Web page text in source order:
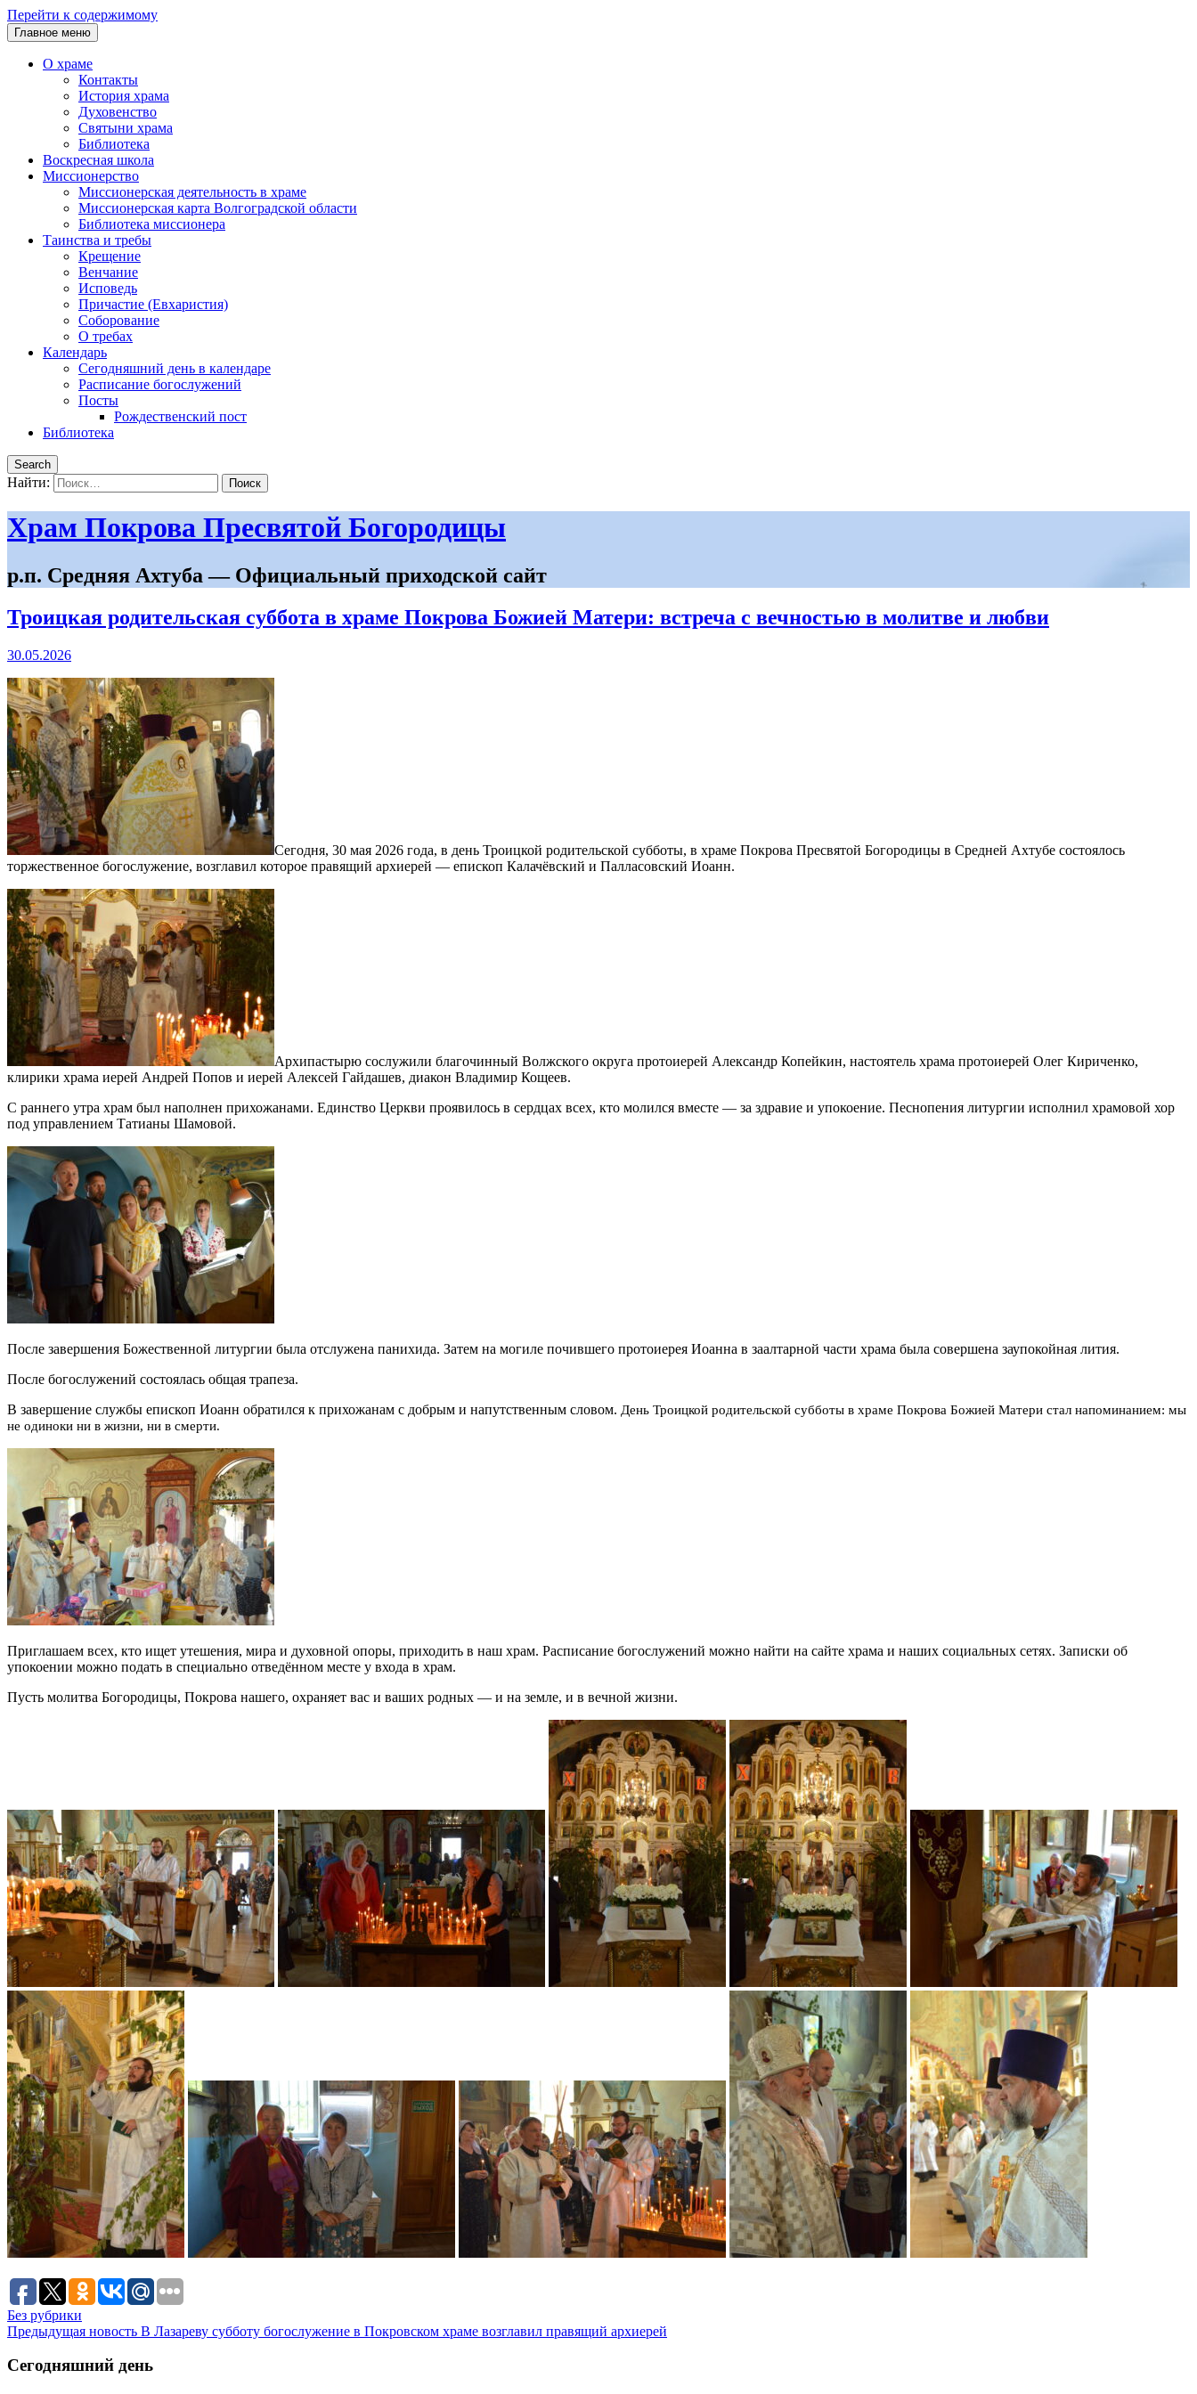
Перейти к содержимому
Главное меню
О храме
Контакты
История храма
Духовенство
Святыни храма
Библиотека
Воскресная школа
Миссионерство
Миссионерская деятельность в храме
Миссионерская карта Волгоградской области
Библиотека миссионера
Таинства и требы
Крещение
Венчание
Исповедь
Причастие (Евхаристия)
Соборование
О требах
Календарь
Сегодняшний день в календаре
Расписание богослужений
Посты
Рождественский пост
Библиотека
Search
Найти:
Храм Покрова Пресвятой Богородицы
р.п. Средняя Ахтуба — Официальный приходской сайт
Троицкая родительская суббота в храме Покрова Божией Матери: встреча с вечностью в молитве и любви
30.05.2026
Сегодня, 30 мая 2026 года, в день Троицкой родительской субботы, в храме Покрова Пресвятой Богородицы в Средней Ахтубе состоялось
торжественное богослужение, возглавил которое правящий архиерей — епископ Калачёвский и Палласовский Иоанн.
Архипастырю сослужили благочинный Волжского округа протоиерей Александр Копейкин, настоятель храма протоиерей Олег Кириченко,
клирики храма иерей Андрей Попов и иерей Алексей Гайдашев, диакон Владимир Кощеев.
С раннего утра храм был наполнен прихожанами. Единство Церкви проявилось в сердцах всех, кто молился вместе — за здравие и упокоение. Песнопения литургии исполнил храмовой хор
под управлением Татианы Шамовой.
После завершения Божественной литургии была отслужена панихида. Затем на могиле почившего протоиерея Иоанна в заалтарной части храма была совершена заупокойная лития.
После богослужений состоялась общая трапеза.
В завершение службы епископ Иоанн обратился к прихожанам с добрым и напутственным словом. День Троицкой родительской субботы в храме Покрова Божией Матери стал напоминанием: мы
не одиноки ни в жизни, ни в смерти.
Приглашаем всех, кто ищет утешения, мира и духовной опоры, приходить в наш храм. Расписание богослужений можно найти на сайте храма и наших социальных сетях. Записки об
упокоении можно подать в специально отведённом месте у входа в храм.
Пусть молитва Богородицы, Покрова нашего, охраняет вас и ваших родных — и на земле, и в вечной жизни.
Без рубрики
Предыдущая новость В Лазареву субботу богослужение в Покровском храме возглавил правящий архиерей
Сегодняшний день